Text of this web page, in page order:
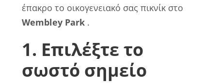
έπακρο το οικογενειακό σας πικνίκ στο
Wembley Park .
1. Επιλέξτε το
σωστό σημείο